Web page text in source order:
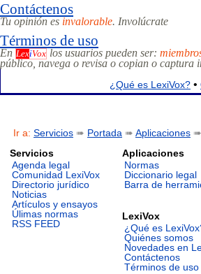
Contáctenos
Tu opinión es invalorable. Involúcrate
Términos de uso
En LexiVox los usuarios pueden ser:
público, navega o revisa o copian o
¿Qué es LexiVox? •
Ir a: Servicios ➠ Portada ➠ Aplicaciones
Servicios
Agenda legal
Comunidad LexiVox
Directorio jurídico
Noticias
Artículos y ensayos
Úlimas normas
RSS FEED
Aplicaciones
Normas
Diccionario legal
Barra de
LexiVox
¿Qué es
Quiénes somos
Novedades en
Contáctenos
Términos de uso